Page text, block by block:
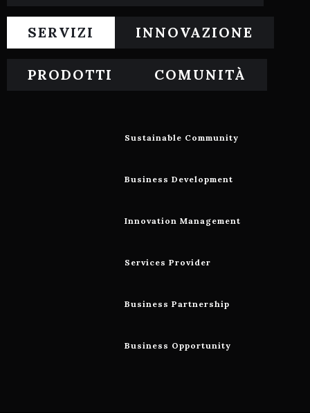
SERVIZI INNOVAZIONE
PRODOTTI COMUNITÀ
Sustainable Community
Business Development
Innovation Management
Services Provider
Business Partnership
Business Opportunity